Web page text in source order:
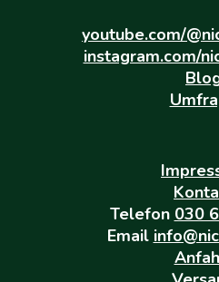
youtube.com/
instagram.com/
Telefon 030
Email